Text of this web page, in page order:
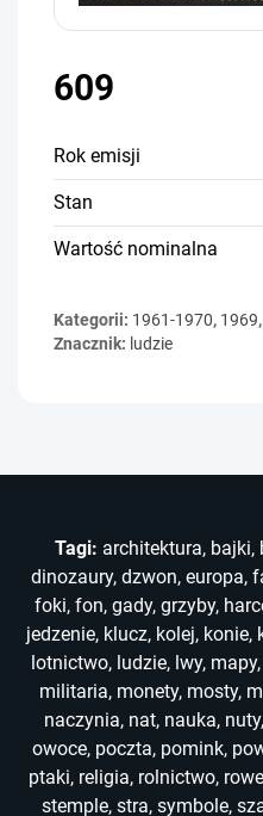
609
Rok emisji
Stan
Wartość nominalna
Kategorii: 1961-1970, 1969,
Znacznik: ludzie
Tagi: architektura, bajki,
dinozaury, dzwon, europa,
foki, fon, gady, grzyby,
jedzenie, klucz, kolej, konie,
lotnictwo, ludzie, lwy, mapy,
militaria, monety, mosty,
naczynia, nat, nauka, nuty,
owoce, poczta, pomink,
ptaki, religia, rolnictwo,
stemple, stra, symbole,